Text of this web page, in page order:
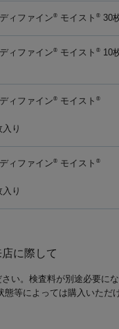
ディファイン® モイスト ® 30
ディファイン® モイスト ® 10
ディファイン® モイスト ®
り
ディファイン® モイスト ®
り
に際して
い。検査料が別途必要に
等によっては購入いただ